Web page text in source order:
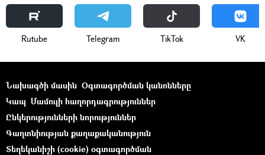
Rutube Telegram ТikТоk VK
Նախագծի մասին Օգտագործման կանոնները
Կապ Մամուլի հաղորդագրություններ
Ընկերությունների նորություններ
Գաղտնիության քաղաքականություն
Տեղեկանիշի (cookie) օգտագործման